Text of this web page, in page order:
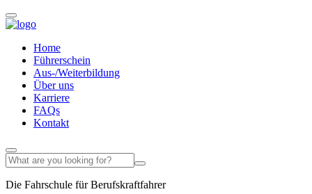
Home
Führerschein
Aus-/Weiterbildung
Über uns
Karriere
FAQs
Kontakt
Die Fahrschule für Berufskraftfahrer